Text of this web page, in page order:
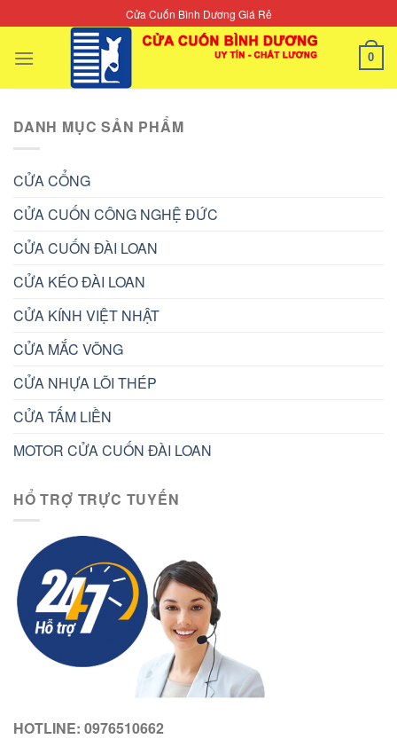
to
content
Cửa Cuốn Bình Dương Giá Rẻ
0
DANH MỤC SẢN PHẨM
CỬA CỔNG
CỬA CUỐN CÔNG NGHỆ ĐỨC
CỬA CUỐN ĐÀI LOAN
CỬA KÉO ĐÀI LOAN
CỬA KÍNH VIỆT NHẬT
CỬA MẮC VÕNG
CỬA NHỰA LÕI THÉP
CỬA TẤM LIỀN
MOTOR CỬA CUỐN ĐÀI LOAN
HỔ TRỢ TRỰC TUYẾN
HOTLINE: 0976510662